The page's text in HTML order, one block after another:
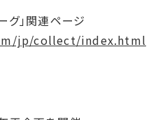
グ」関連ページ
jp/collect/index.html